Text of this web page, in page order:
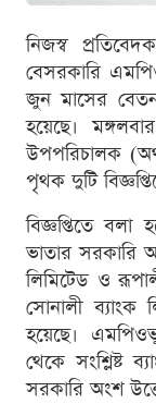
নিজস্ব
বেসরকারি
জুন মাসের
হয়েছে।
উপপরিচালক
পৃথক দুটি
বিজ্ঞপ্তিতে
ভাতার সরকারি
লিমিটেড ও
সোনালী ব্যাংক
হয়েছে।
থেকে সংশ্লিষ্ট
সরকারি অংশ